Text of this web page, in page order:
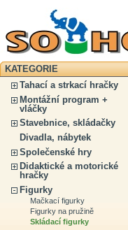
KATEGORIE
Tahací a strkací hračky
Montážní program +
vláčky
Stavebnice, skládačky
Divadla, nábytek
Společenské hry
Didaktické a motorické
hračky
Figurky
Mačkací figurky
Figurky na pružině
Skládací figurky